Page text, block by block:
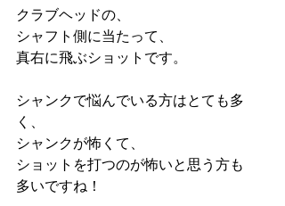
クラブヘッドの、
シャフト側に当たって、
真右に飛ぶショットです。
シャンクで悩んでいる方はとても多
く、
シャンクが怖くて、
ショットを打つのが怖いと思う方も
多いですね！